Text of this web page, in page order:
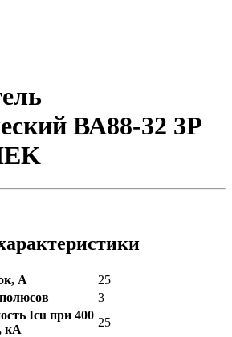
ВА88-32 3Р
А
25
3
Icu при 400
кА
25